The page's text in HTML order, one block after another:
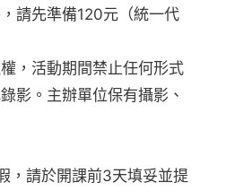
請先準備120元（統一代
，活動期間禁止任何形式
影。主辦單位保有攝影、
，請於開課前3天填妥並提